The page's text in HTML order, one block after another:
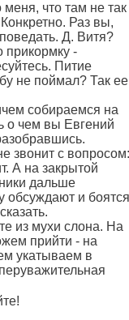
что там не так
Раз вы,
Д. Витя?
прикормку -
Питие
не поймал? Так ее
собираемся на
о чем вы Евгений
звонит с вопросом:
А на закрытой
дальше
и боятся
из мухи слона. На
прийти - на
укатываем в